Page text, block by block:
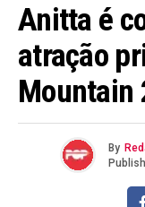
Anitta é
atração
Mountain
By